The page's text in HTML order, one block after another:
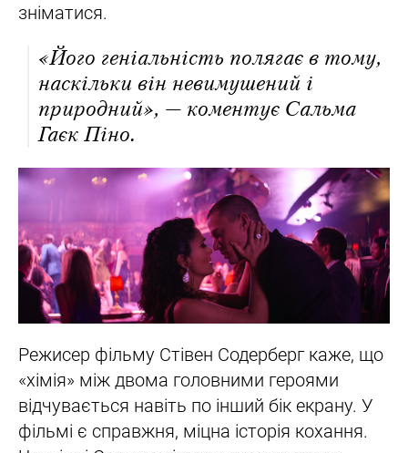
зніматися.
«Його геніальність полягає в тому,
наскільки він невимушений і
природний», — коментує Сальма
Гаєк Піно.
Режисер фільму Стівен Содерберг каже, що
«хімія» між двома головними героями
відчувається навіть по інший бік екрану. У
фільмі є справжня, міцна історія кохання.